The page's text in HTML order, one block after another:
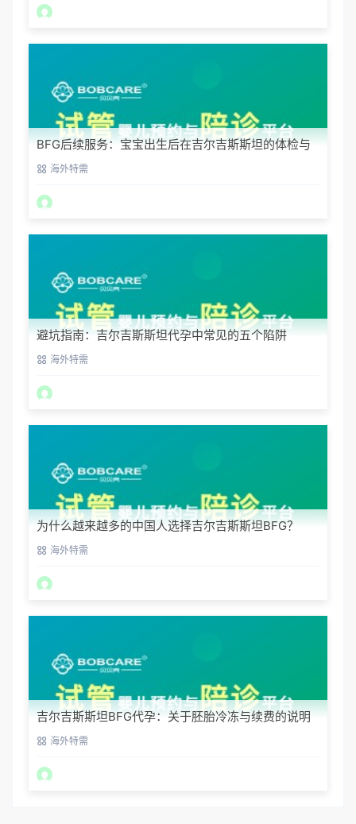
BFG后续服务：宝宝出生后在吉尔吉斯斯坦的体检与
回国海外特需
避坑指南：吉尔吉斯斯坦代孕中常见的五个陷阱
海外特需
为什么越来越多的中国人选择吉尔吉斯斯坦BFG？
海外特需
吉尔吉斯斯坦BFG代孕：关于胚胎冷冻与续费的说明
海外特需